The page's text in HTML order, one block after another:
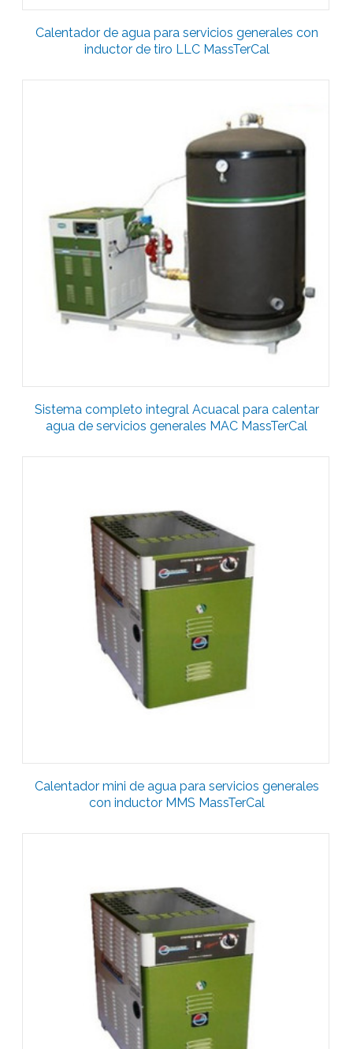
Calentador de agua para servicios generales con
inductor de tiro LLC MassTerCal
Sistema completo integral Acuacal para calentar
agua de servicios generales MAC MassTerCal
Calentador mini de agua para servicios generales
con inductor MMS MassTerCal